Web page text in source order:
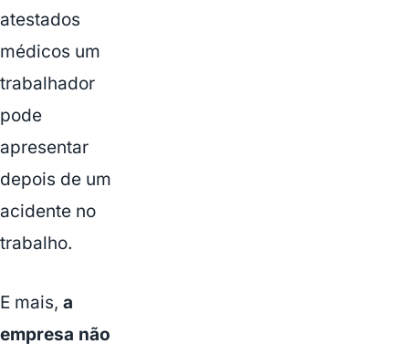
atestados
médicos um
trabalhador
pode
apresentar
depois de um
acidente no
trabalho.
E mais, a
empresa não